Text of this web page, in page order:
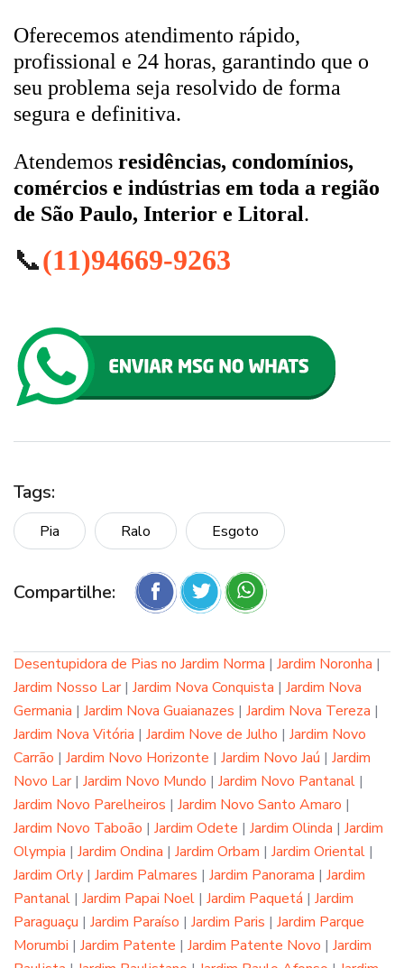
Oferecemos atendimento rápido,
profissional e 24 horas, garantindo que o
seu problema seja resolvido de forma
segura e definitiva.
Atendemos residências, condomínios,
comércios e indústrias em toda a região
de São Paulo, Interior e Litoral.
📞(11)94669-9263
Tags:
Pia Ralo Esgoto
Compartilhe:
Desentupidora de Pias no Jardim Norma | Jardim Noronha |
Jardim Nosso Lar| Jardim Nova Conquista | Jardim Nova
Germania | Jardim Nova Guaianazes | Jardim Nova Tereza |
Jardim Nova Vitória | Jardim Nove de Julho | Jardim Novo
Carrão | Jardim Novo Horizonte | Jardim Novo Jaú | Jardim
Novo Lar| Jardim Novo Mundo | Jardim Novo Pantanal |
Jardim Novo Parelheiros | Jardim Novo Santo Amaro |
Jardim Novo Taboão | Jardim Odete | Jardim Olinda | Jardim
Olympia | Jardim Ondina | Jardim Orbam | Jardim Oriental |
Jardim Orly | Jardim Palmares | Jardim Panorama | Jardim
Pantanal | Jardim Papai Noel | Jardim Paquetá | Jardim
Paraguaçu | Jardim Paraíso | Jardim Paris | Jardim Parque
Morumbi | Jardim Patente | Jardim Patente Novo | Jardim